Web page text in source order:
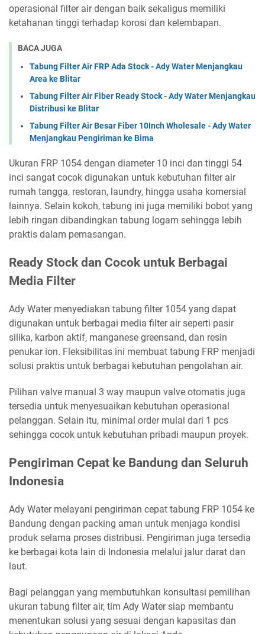
operasional filter air dengan baik sekaligus memiliki
ketahanan tinggi terhadap korosi dan kelembapan.
BACA JUGA
Tabung Filter Air FRP Ada Stock - Ady Water Menjangkau
Area ke Blitar
Tabung Filter Air Fiber Ready Stock - Ady Water Menjangkau
Distribusi ke Blitar
Tabung Filter Air Besar Fiber 10Inch Wholesale - Ady Water
Menjangkau Pengiriman ke Bima
Ukuran FRP 1054 dengan diameter 10 inci dan tinggi 54
inci sangat cocok digunakan untuk kebutuhan filter air
rumah tangga, restoran, laundry, hingga usaha komersial
lainnya. Selain kokoh, tabung ini juga memiliki bobot yang
lebih ringan dibandingkan tabung logam sehingga lebih
praktis dalam pemasangan.
Ready Stock dan Cocok untuk Berbagai
Media Filter
Ady Water menyediakan tabung filter 1054 yang dapat
digunakan untuk berbagai media filter air seperti pasir
silika, karbon aktif, manganese greensand, dan resin
penukar ion. Fleksibilitas ini membuat tabung FRP menjadi
solusi praktis untuk berbagai kebutuhan pengolahan air.
Pilihan valve manual 3 way maupun valve otomatis juga
tersedia untuk menyesuaikan kebutuhan operasional
pelanggan. Selain itu, minimal order mulai dari 1 pcs
sehingga cocok untuk kebutuhan pribadi maupun proyek.
Pengiriman Cepat ke Bandung dan Seluruh
Indonesia
Ady Water melayani pengiriman cepat tabung FRP 1054 ke
Bandung dengan packing aman untuk menjaga kondisi
produk selama proses distribusi. Pengiriman juga tersedia
ke berbagai kota lain di Indonesia melalui jalur darat dan
laut.
Bagi pelanggan yang membutuhkan konsultasi pemilihan
ukuran tabung filter air, tim Ady Water siap membantu
menentukan solusi yang sesuai dengan kapasitas dan